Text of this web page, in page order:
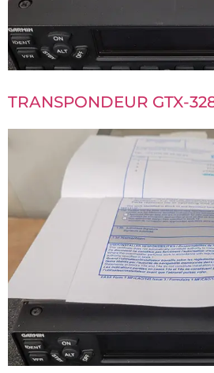
TRANSPONDEUR GTX-